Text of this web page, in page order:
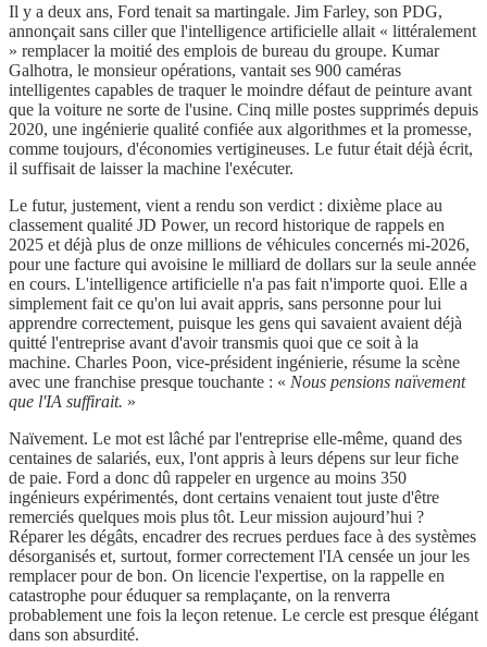
Il y a deux ans, Ford tenait sa martingale. Jim Farley, son PDG,
annonçait sans ciller que l'intelligence artificielle allait « littéralement
» remplacer la moitié des emplois de bureau du groupe. Kumar
Galhotra, le monsieur opérations, vantait ses 900 caméras
intelligentes capables de traquer le moindre défaut de peinture avant
que la voiture ne sorte de l'usine. Cinq mille postes supprimés depuis
2020, une ingénierie qualité confiée aux algorithmes et la promesse,
comme toujours, d'économies vertigineuses. Le futur était déjà écrit,
il suffisait de laisser la machine l'exécuter.
Le futur, justement, vient a rendu son verdict : dixième place au
classement qualité JD Power, un record historique de rappels en
2025 et déjà plus de onze millions de véhicules concernés mi-2026,
pour une facture qui avoisine le milliard de dollars sur la seule année
en cours. L'intelligence artificielle n'a pas fait n'importe quoi. Elle a
simplement fait ce qu'on lui avait appris, sans personne pour lui
apprendre correctement, puisque les gens qui savaient avaient déjà
quitté l'entreprise avant d'avoir transmis quoi que ce soit à la
machine. Charles Poon, vice-président ingénierie, résume la scène
avec une franchise presque touchante : « Nous pensions naïvement
que l'IA suffirait. »
Naïvement. Le mot est lâché par l'entreprise elle-même, quand des
centaines de salariés, eux, l'ont appris à leurs dépens sur leur fiche
de paie. Ford a donc dû rappeler en urgence au moins 350
ingénieurs expérimentés, dont certains venaient tout juste d'être
remerciés quelques mois plus tôt. Leur mission aujourd’hui ?
Réparer les dégâts, encadrer des recrues perdues face à des systèmes
désorganisés et, surtout, former correctement l'IA censée un jour les
remplacer pour de bon. On licencie l'expertise, on la rappelle en
catastrophe pour éduquer sa remplaçante, on la renverra
probablement une fois la leçon retenue. Le cercle est presque élégant
dans son absurdité.